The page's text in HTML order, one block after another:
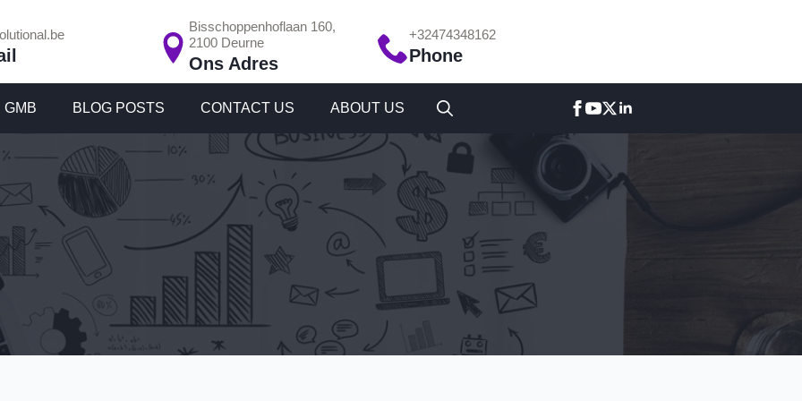
Bisschoppenhoflaan 160,
2100 Deurne
Ons Adres
+32474348162
Phone
GMB BLOG POSTS CONTACT US ABOUT US
Search
for: